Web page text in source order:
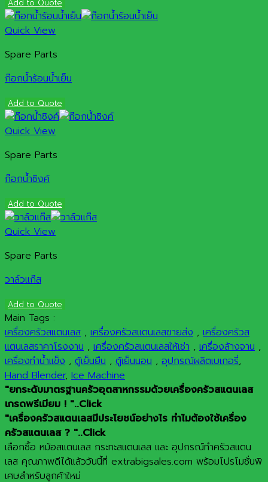
Add to Quote
Quick View
Spare Parts
ก๊อกน้ำร้อนน้ำเย็น
Add to Quote
Quick View
Spare Parts
ก๊อกน้ำซิงค์
Add to Quote
Quick View
Spare Parts
วาล์วแก๊ส
Add to Quote
Main Tags :
เครื่องครัวสแตนเลส , เครื่องครัวสแตนเลสขายส่ง , เครื่องครัวส
แตนเลสราคาโรงงาน , เครื่องครัวสแตนเลสให้เช่า , เครื่องล้างจาน ,
เครื่องทำน้ำแข็ง , ตู้เย็นยืน , ตู้เย็นนอน , อุปกรณ์ผลิตเบเกอรี่,
Hand Blender, Ice Machine
"ยกระดับมาตรฐานครัวอุตสาหกรรมด้วยเครื่องครัวสแตนเลส
เกรดพรีเมียม ! "..Click
"เครื่องครัวสแตนเลสมีประโยชน์อย่างไร ทำไมต้องใช้เครื่อง
ครัวสแตนเลส ? "..Click
เลือกซื้อ หม้อสแตนเลส กระทะสแตนเลส และ อุปกรณ์ทำครัวสแตน
เลส คุณภาพดีได้แล้ววันนี้ที่ extrabigsales.com พร้อมโปรโมชั่นพิ
เศษสำหรับลูกค้าใหม่